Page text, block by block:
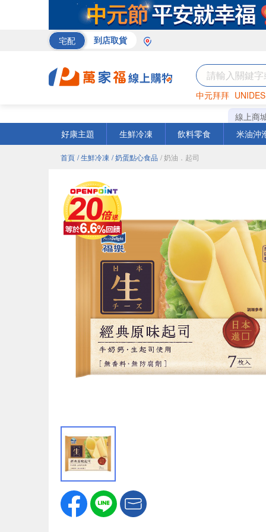
宅配 到店取貨
中元拜拜
罐頭 海苔
線上商
好康主題
生鮮冷凍 飲料零食 米油沖
首頁 / 生鮮冷凍 / 奶蛋點心食品 / 奶油．起司